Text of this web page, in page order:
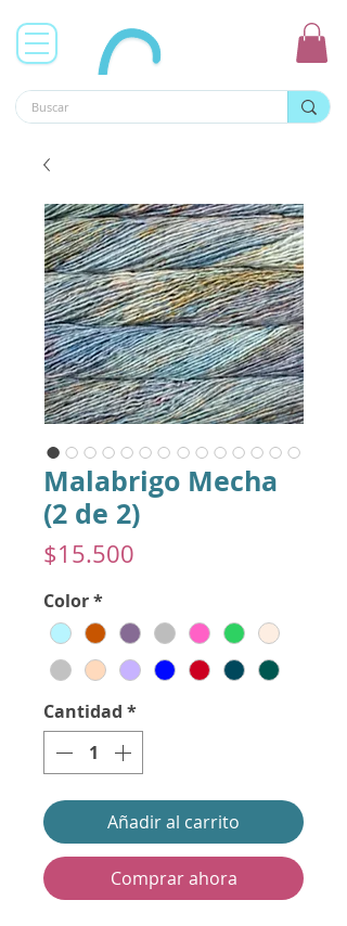
Malabrigo Mecha
(2 de 2)
$15.500
Color*
Cantidad *
Añadir al carrito
Comprar ahora